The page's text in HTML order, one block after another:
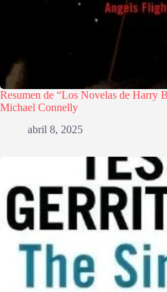
Resumen de “Los Novelas de Harry
Michael Connelly
abril 8, 2025